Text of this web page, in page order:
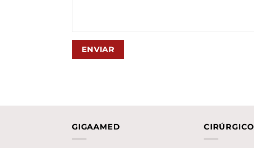
GIGAAMED CIRÚRGICO